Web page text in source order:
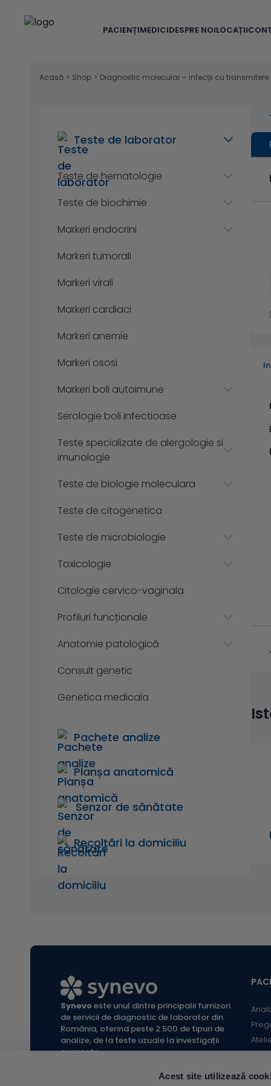
Acest site utilizează
PACIENȚIMEDICIDESPRE NOILOCAȚII
Acasă > Shop > Diagnostic molecular – infecții cu transmitere
Teste de laborator
Teste de hematologie
Teste de biochimie
Markeri endocrini
Markeri tumorali
Markeri virali
Markeri cardiaci
Markeri anemie
Markeri ososi
Markeri boli autoimune
Serologie boli infectioase
Teste specializate de alergologie si
imunologie
Teste de biologie moleculara
Teste de citogenetica
Teste de microbiologie
Toxicologie
Citologie cervico-vaginala
Profiluri funcționale
Anatomie patologică
Consult genetic
Genetica medicala
Pachete analize
Planșa anatomică
Senzor de sănătate
Recoltări la domiciliu
Synevoeste unul dintre principalii furnizori
de servicii de diagnostic de laborator din
România, oferind peste 2.500 de tipuri de
analize, de la teste uzuale la investigații
avansate.
Locații